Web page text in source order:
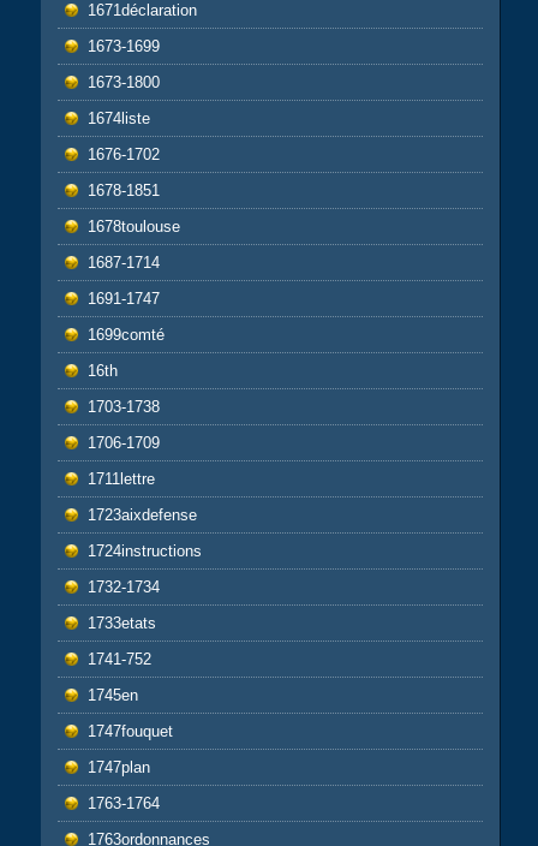
1671déclaration
1673-1699
1673-1800
1674liste
1676-1702
1678-1851
1678toulouse
1687-1714
1691-1747
1699comté
16th
1703-1738
1706-1709
1711lettre
1723aixdefense
1724instructions
1732-1734
1733etats
1741-752
1745en
1747fouquet
1747plan
1763-1764
1763ordonnances